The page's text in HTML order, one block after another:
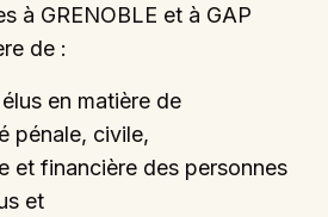
à GRENOBLE et à GAP
de :
en matière de
pénale, civile,
et financière des personnes
et